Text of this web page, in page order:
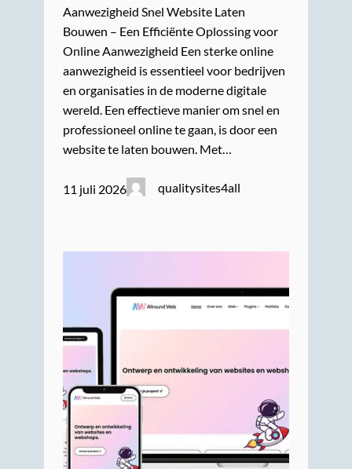
Aanwezigheid Snel Website Laten
Bouwen – Een Efficiënte Oplossing voor
Online Aanwezigheid Een sterke online
aanwezigheid is essentieel voor bedrijven
en organisaties in de moderne digitale
wereld. Een effectieve manier om snel en
professioneel online te gaan, is door een
website te laten bouwen. Met…
11 juli 2026 qualitysites4all